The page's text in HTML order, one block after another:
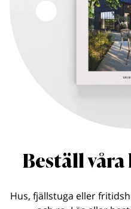
Beställ
Hus, fjällstuga eller